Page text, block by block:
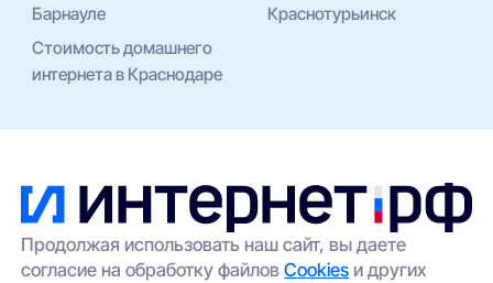
Барнауле
Краснотурьинск
Стоимость домашнего
интернета в Краснодаре
Продолжая использовать наш сайт, вы даете
согласие на обработку файловCookies и других